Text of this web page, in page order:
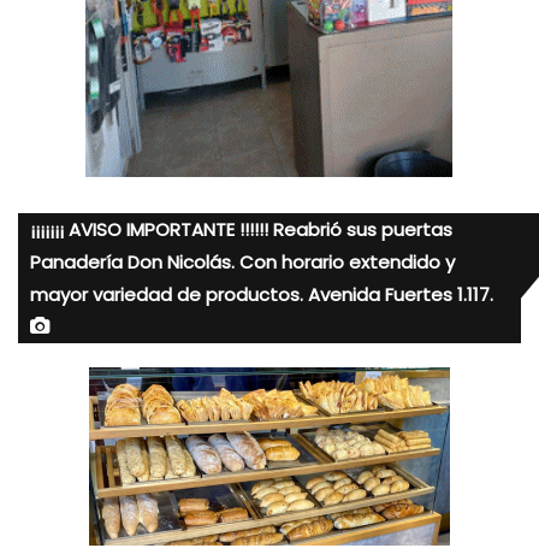
¡¡¡¡¡¡¡ AVISO IMPORTANTE !!!!!! Reabrió sus puertas
Panadería Don Nicolás. Con horario extendido y
mayor variedad de productos. Avenida Fuertes 1.117.